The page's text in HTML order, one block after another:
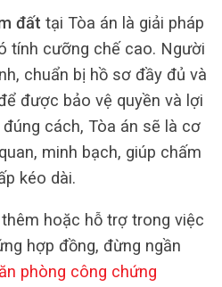
đất tại Tòa án là giải pháp
tính cưỡng chế cao. Người
chuẩn bị hồ sơ đầy đủ và
được bảo vệ quyền và lợi
cách, Tòa án sẽ là cơ
minh bạch, giúp chấm
kéo dài.
hoặc hỗ trợ trong việc
hợp đồng, đừng ngần
phòng công chứng